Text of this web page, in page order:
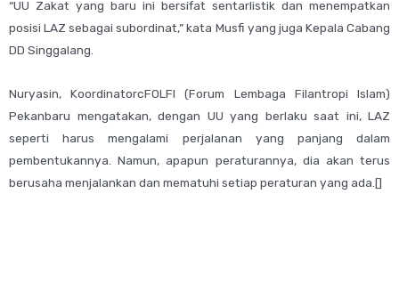
“UU Zakat yang baru ini bersifat sentarlistik dan menempatkan
posisi LAZ sebagai subordinat,” kata Musfi yang juga Kepala Cabang
DD Singgalang.
Nuryasin, KoordinatorcFOLFI (Forum Lembaga Filantropi Islam)
Pekanbaru mengatakan, dengan UU yang berlaku saat ini, LAZ
seperti harus mengalami perjalanan yang panjang dalam
pembentukannya. Namun, apapun peraturannya, dia akan terus
berusaha menjalankan dan mematuhi setiap peraturan yang ada.[]